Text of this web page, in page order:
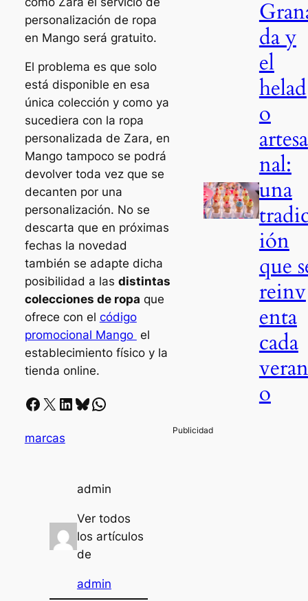
personalización de ropa
en Mango será gratuito.
El problema es que solo
está disponible en esa
única colección y como ya
sucediera con la ropa
personalizada de Zara, en
Mango tampoco se podrá
devolver toda vez que se
decanten por una
personalización. No se
descarta que en próximas
fechas la novedad
también se adapte dicha
posibilidad a las distintas
colecciones de ropa que
ofrece con el código
promocional Mango el
establecimiento físico y la
tienda online.
Facebook X LinkedIn Bluesky Whatsapp
marcas
admin
Ver todos
los artículos
de
admin
da y
el
helad
o
artesa
nal:
una
ión
que
reinv
enta
cada
veran
o